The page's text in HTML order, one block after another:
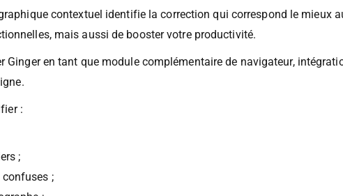
orthographique et un outil de relecture en ligne. Le
contextuel identifie la correction qui correspond le mieux
mais aussi de booster votre productivité.
Ginger en tant que module complémentaire de navigateur,
:
;